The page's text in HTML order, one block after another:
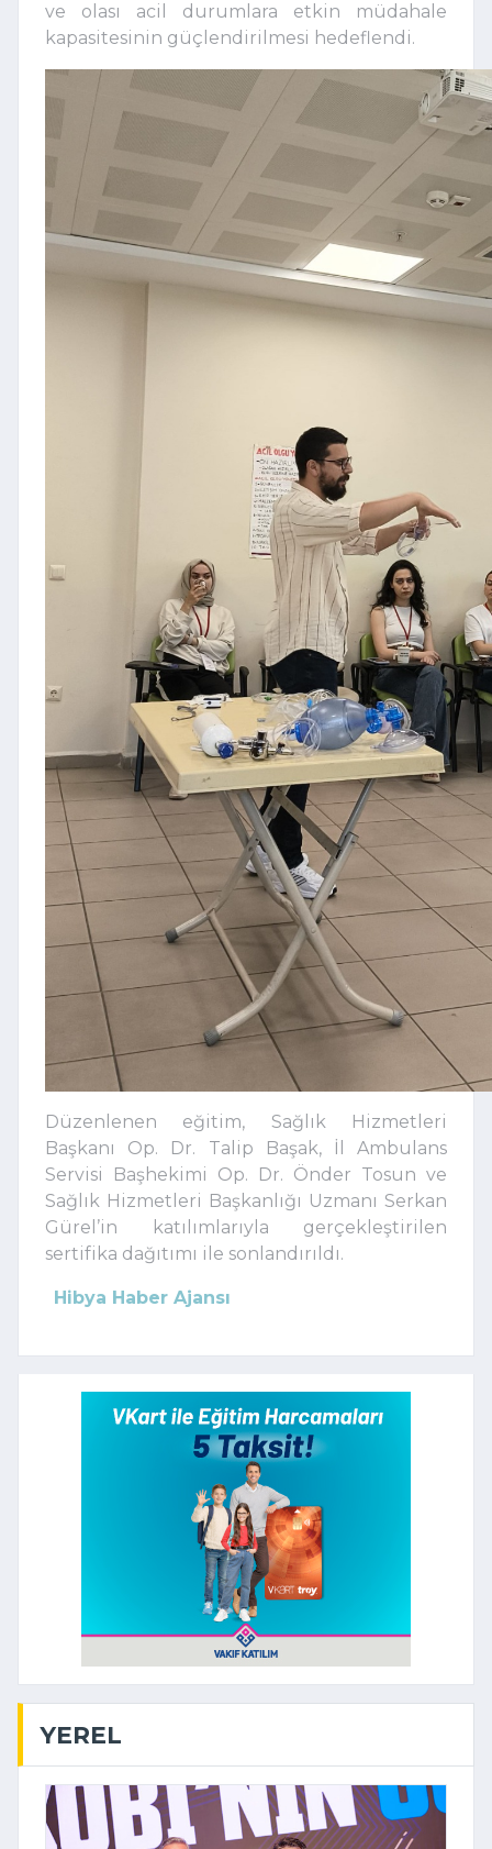
ve olası acil durumlara etkin müdahale
kapasitesinin güçlendirilmesi hedeflendi.
Düzenlenen eğitim, Sağlık Hizmetleri
Başkanı Op. Dr. Talip Başak, İl Ambulans
Servisi Başhekimi Op. Dr. Önder Tosun ve
Sağlık Hizmetleri Başkanlığı Uzmanı Serkan
Gürel’in katılımlarıyla gerçekleştirilen
sertifika dağıtımı ile sonlandırıldı.
Hibya Haber Ajansı
YEREL